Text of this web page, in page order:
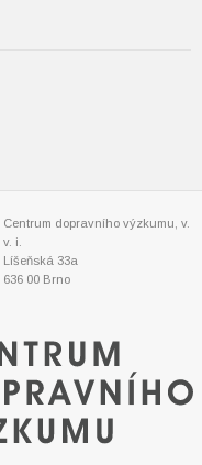
Centrum dopravního výzkumu, v.
v. i.
Líšeňská 33a
636 00 Brno